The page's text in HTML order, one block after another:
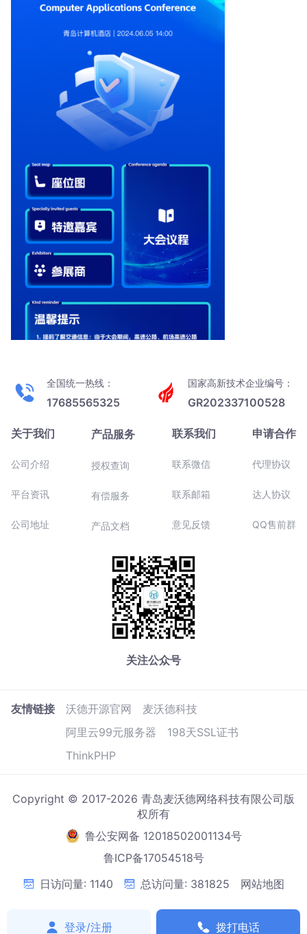
全国统一热线：
17685565325
国家高新技术企业编号：
GR202337100528
关于我们
公司介绍
平台资讯
公司地址
产品服务
授权查询
有偿服务
产品文档
联系我们
联系微信
联系邮箱
意见反馈
申请合作
代理协议
达人协议
QQ售前群
关注公众号
友情链接 沃德开源官网
麦沃德科技
阿里云99元服务器
198天SSL证书
ThinkPHP
Copyright © 2017-2026 青岛麦沃德网络科技有限公司版
权所有
鲁公安网备 12018502001134号
鲁ICP备17054518号
日访问量: 1140
总访问量: 381825 网站地图
登录/注册 拨打电话